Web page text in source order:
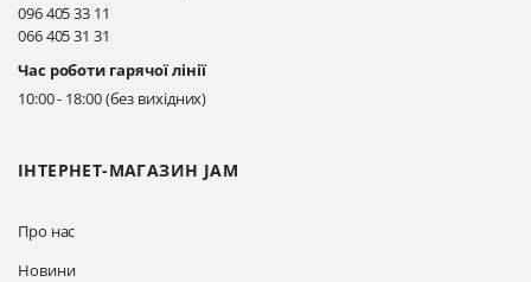
Київ, вул. Драгоманова 31-д
Прокласти маршрут
ІНТЕРНЕТ-МАГАЗИН JAM
Про нас
Новини
096 405 33 11
066 405 31 31
Час роботи гарячої лінії
10:00 - 18:00 (без вихідних)